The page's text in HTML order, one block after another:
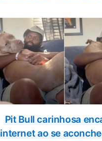
Pit Bull carinhosa
internet ao se